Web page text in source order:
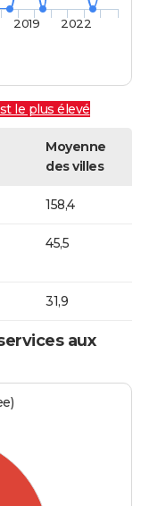
2019 2022
le plus élevé
Moyenne
des villes
158,4
45,5
31,9
aux